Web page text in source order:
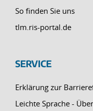
So finden Sie uns
tlm.ris-portal.de
SERVICE
Erklärung zur
Leichte Sprache -